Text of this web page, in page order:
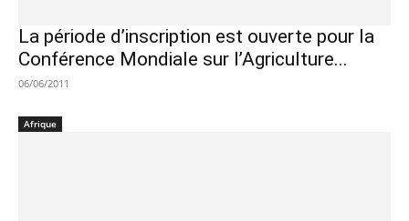
La période d’inscription est ouverte pour la
Conférence Mondiale sur l’Agriculture...
06/06/2011
Afrique